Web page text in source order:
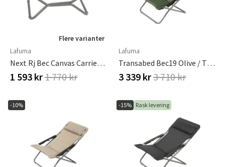
Flere varianter
Lafuma
Next Rj Bec Canvas Carrier/Tube Steel Dark Grey Tube Titanium
1 593 kr1 770 kr
Lafuma
Transabed Bec19 Olive / Titanium
3 339 kr3 710 kr
-10% -15% Rask levering